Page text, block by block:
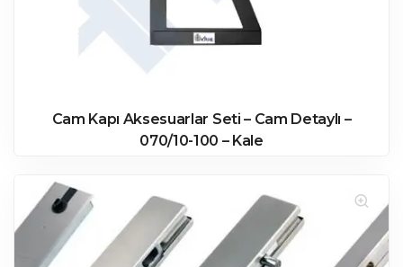
Cam Kapı Aksesuarlar Seti – Cam Detaylı –
070/10-100 – Kale